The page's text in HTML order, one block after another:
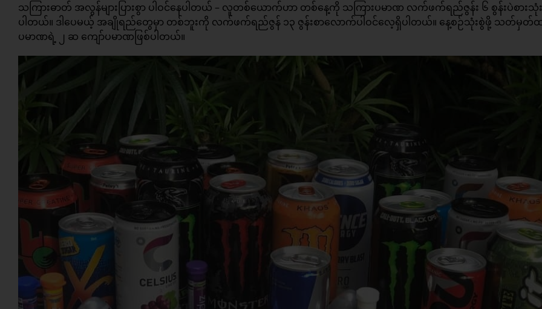
သကြားဓာတ် အလွန်များပြားစွာ ပါဝင်နေပါတယ် – လူတစ်ယောက်ဟာ တစ်နေ့ကို သကြားပမာဏ လက်ဖက်ရည်ဇွန်း ၆ စွန်းပဲစား
ပါတယ်။ ဒါပေမယ့် အချိုရည်တွေမှာ တစ်ဘူးကို လက်ဖက်ရည်ဇွန် ၁၃ ဇွန်းစာလောက်ပါဝင်လေ့ရှိပါတယ်။ နေ့စဉ်သုံးစွဲဖို့ သတ်မှတ်
ပမာဏရဲ့ ၂ ဆ ကျော်ပမာဏဖြစ်ပါတယ်။